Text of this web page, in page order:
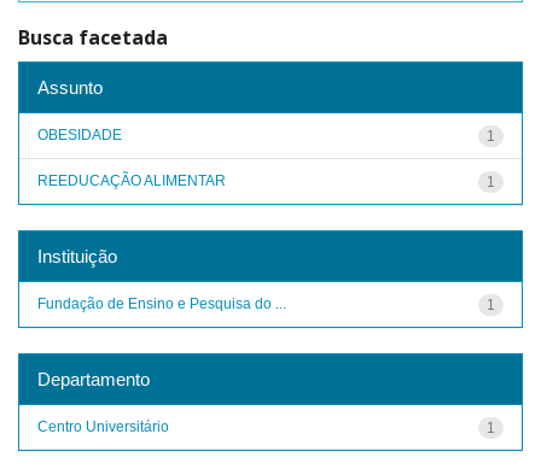
Busca facetada
Assunto
1
OBESIDADE
1
REEDUCAÇÃO ALIMENTAR
Instituição
1
Fundação de Ensino e Pesquisa do ...
Departamento
1
Centro Universitário